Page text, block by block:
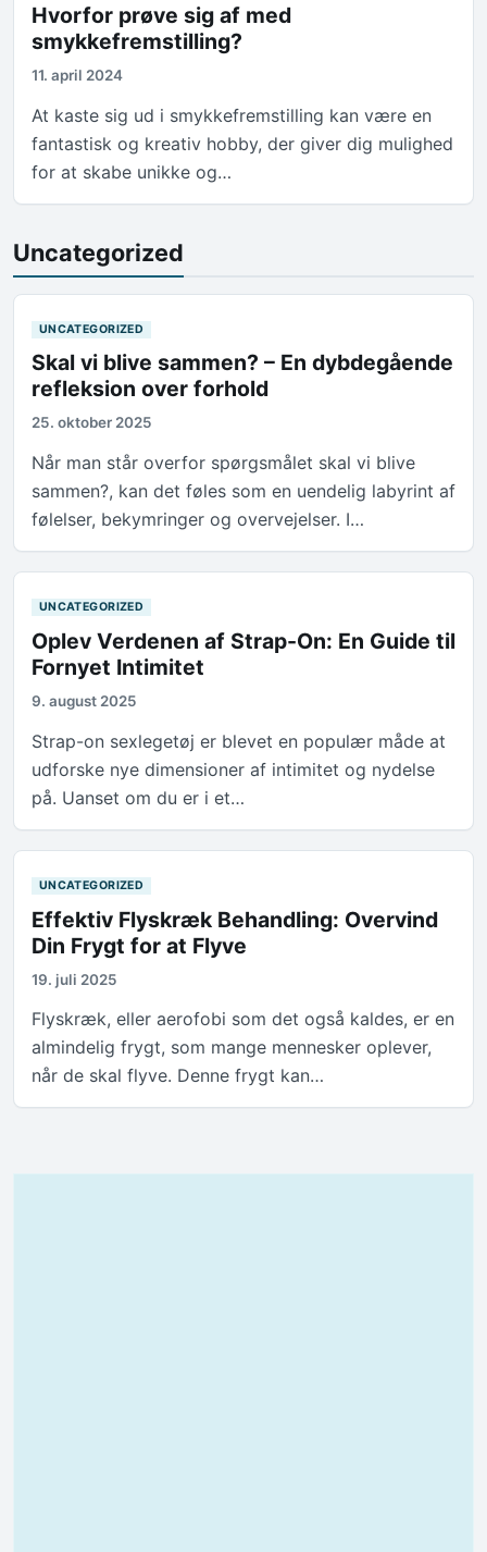
Hvorfor prøve sig af med
smykkefremstilling?
11. april 2024
At kaste sig ud i smykkefremstilling kan være en
fantastisk og kreativ hobby, der giver dig mulighed
for at skabe unikke og…
Uncategorized
UNCATEGORIZED
Skal vi blive sammen? – En dybdegående
refleksion over forhold
25. oktober 2025
Når man står overfor spørgsmålet skal vi blive
sammen?, kan det føles som en uendelig labyrint af
følelser, bekymringer og overvejelser. I…
UNCATEGORIZED
Oplev Verdenen af Strap-On: En Guide til
Fornyet Intimitet
9. august 2025
Strap-on sexlegetøj er blevet en populær måde at
udforske nye dimensioner af intimitet og nydelse
på. Uanset om du er i et…
UNCATEGORIZED
Effektiv Flyskræk Behandling: Overvind
Din Frygt for at Flyve
19. juli 2025
Flyskræk, eller aerofobi som det også kaldes, er en
almindelig frygt, som mange mennesker oplever,
når de skal flyve. Denne frygt kan…